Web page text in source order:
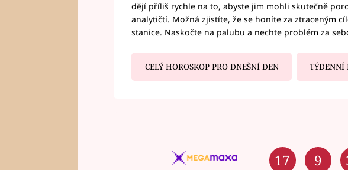
dějí příliš rychle na to, abyste jim mohli skutečně
analytičtí. Možná zjistíte, že se honíte za ztraceným
stanice. Naskočte na palubu a nechte problém za
CELÝ HOROSKOP PRO DNEŠNÍ DEN TÝDENNÍ
17 9